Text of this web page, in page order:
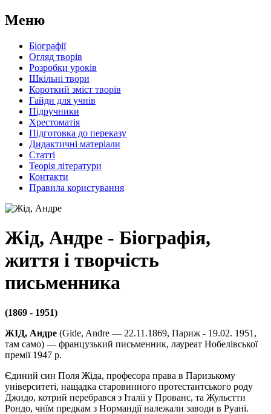
Меню
Біографії
Огляд творів
Розробки уроків
Шкільні твори
Короткий зміст творів
Гайди для учнів
Підручники
Хрестоматія
Підготовка до переказу
Дидактичні матеріали
Статті
Теорія літератури
Контакти
Правила користування
Жід, Андре - Біографія,
життя і творчість
письменника
(1869 - 1951)
ЖІД, Андре (Gide, Andre — 22.11.1869, Париж - 19.02. 1951,
там само) — французький письменник, лауреат Нобелівської
премії 1947 р.
Єдиний син Поля Жіда, професора права в Паризькому
університеті, нащадка старовинного протестантського роду
Джидо, котрий перебрався з Італії у Прованс, та Жульєтти
Рондо, чиїм предкам з Нормандії належали заводи в Руані.